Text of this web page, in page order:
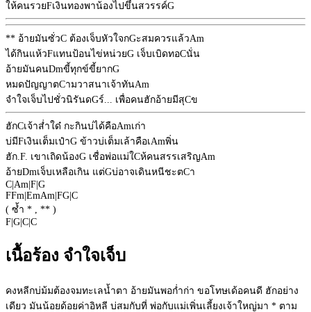
ให้คนรวยFเงินทองพาน้องไปขึ้นสวรรค์G
** อ้ายมันซั่วC ต้องเจ็บหัวใจกGะสมควรแล้วAm
ได้กินแห้วFแทนป้อนไข่หน่วยG เจ็บเบิดทอCนั่น
อ้ายมันคนDmขี้ทุกข์ขี้ยากG
หมดปัญญาตCามวาสนาเจ้าทันAm
จำใจเจ็บไปชั่วนิรันดGร์... เพื่อคนฮักอ้ายมีสุCข
ฮักCเจ้าส่ำใด๋ กะกินบ่ได้คือAmเก่า
บ่มีFเงินเต็มเป๋าG ข้าวบ่เต็มเล้าคือเAmพิ่น
ฮัก.F. เขาเถิดน้องG เชื่อพ่อแม่ใCห้คนสรรเสริญAm
อ้ายDmเจ็บเหลือเกิน แต่Gบ่อาจเดินหนีชะตCา
C Am F G
FFm EmAm FG C
( ซ้ำ * , ** )
F G C C
เนื้อร้อง จำใจเจ็บ
คงหลีกบ่ม้มต้องจมทะเลน้ำตา อ้ายมันพอก่ำก่า ขอโทษเด้อคนดี ฮักอย่าง
เดียว มันน้อยด้อยค่าอิหลี บ่สมกับที่ พ่อกับแม่เพิ่นเลี้ยงเจ้าใหญ่มา * ตาม